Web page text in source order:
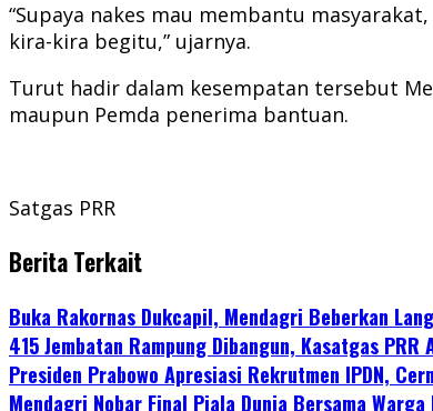
“Supaya nakes mau membantu
kira-kira begitu,” ujarnya.
Turut hadir dalam kesempatan tersebut
maupun Pemda penerima bantuan.
Satgas PRR
Berita Terkait
Buka Rakornas Dukcapil, Mendagri Beberkan
415 Jembatan Rampung Dibangun, Kasatgas PRR
Presiden Prabowo Apresiasi Rekrutmen IPDN,
Mendagri Nobar Final Piala Dunia Bersama